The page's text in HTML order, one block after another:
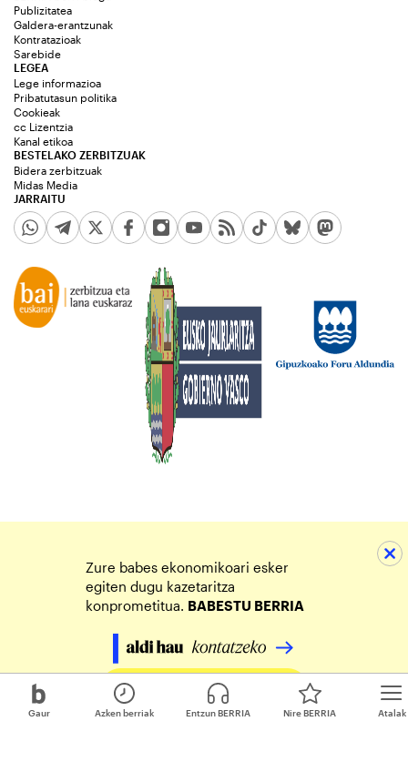
Gaur Atalak
Azken berriak Entzun BERRIA Nire BERRIA
Publizitatea
Galdera-erantzunak
Kontratazioak
Sarebide
JARRAITU
LEGEA
Lege informazioa
Pribatutasun politika
Cookieak
cc Lizentzia
Kanal etikoa
BESTELAKO ZERBITZUAK
Bidera zerbitzuak
Midas Media
Zure babes ekonomikoari esker
egiten dugu kazetaritza
konprometitua. BABESTU BERRIA
Egin zure ekarpena